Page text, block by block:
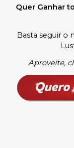
Quer Ganhar
Basta seguir o
Aproveite,